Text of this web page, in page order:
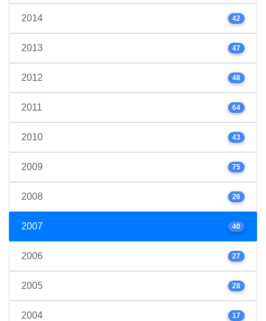
2014 42
2013 47
2012 48
2011 64
2010 43
2009 75
2008 26
2007 40
2006 27
2005 28
2004 17